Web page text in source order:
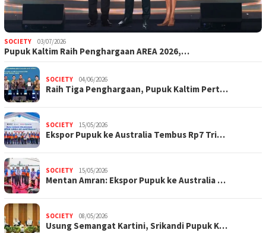
SOCIETY 03/07/2026
Pupuk Kaltim Raih Penghargaan AREA 2026,…
SOCIETY 04/06/2026
Raih Tiga Penghargaan, Pupuk Kaltim Pert…
SOCIETY 15/05/2026
Ekspor Pupuk ke Australia Tembus Rp7 Tri…
SOCIETY 15/05/2026
Mentan Amran: Ekspor Pupuk ke Australia …
SOCIETY 08/05/2026
Usung Semangat Kartini, Srikandi Pupuk K…